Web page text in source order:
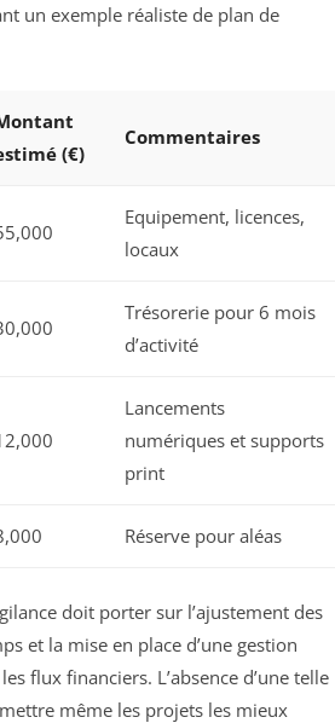
un exemple réaliste de plan de
(€)
Commentaires
Equipement, licences,
locaux
Trésorerie pour 6 mois
d’activité
Lancements
numériques et supports
print
Réserve pour aléas
doit porter sur l’ajustement des
et la mise en place d’une gestion
flux financiers. L’absence d’une telle
même les projets les mieux